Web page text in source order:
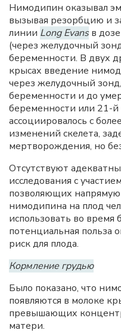
Нимодипин оказывал
вызывая резорбцию и
линии Long Evansв
(через желудочный
беременности. В двух
крысах введение
через желудочный
беременности и до
беременности или 21-й
ассоциировалось с
изменений скелета,
мертворождения, но
Отсутствуют
исследования с
позволяющих
нимодипина на плод
использовать во время
потенциальная польза
риск для плода.
Кормление грудью
Было показано, что
появляются в молоке
превышающих
матери.